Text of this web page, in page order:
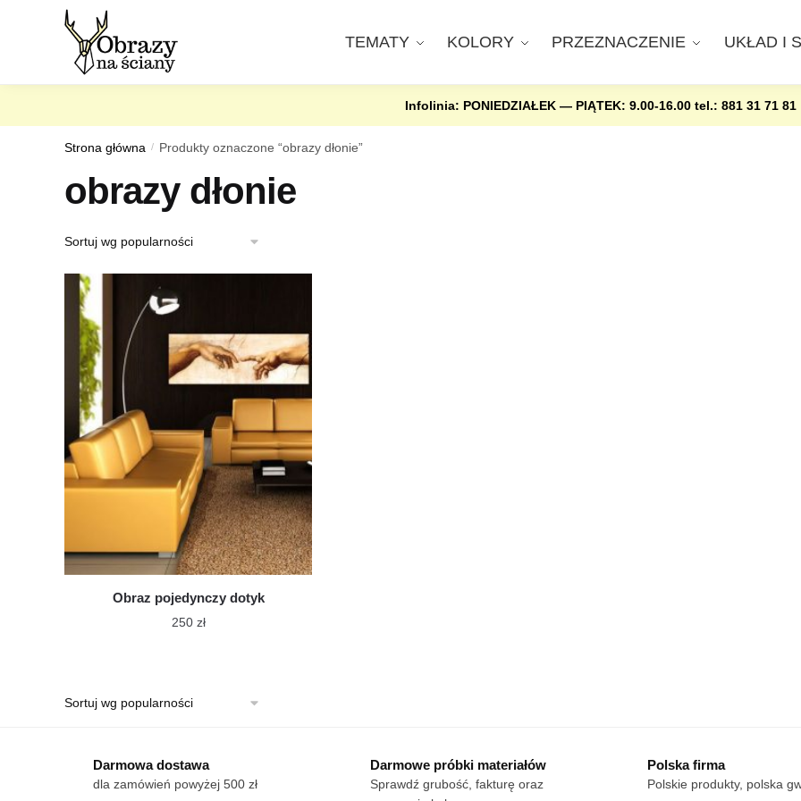
TEMATY KOLORY PRZEZNACZENIE UKŁAD I
Infolinia: PONIEDZIAŁEK — PIĄTEK: 9.00-16.00 tel.: 881 31 71 81
Strona główna / Produkty oznaczone “obrazy dłonie”
obrazy dłonie
Obraz pojedynczy dotyk
250 zł
ma
Opcje
można
Darmowa dostawa
dla zamówień powyżej 500 zł
Darmowe próbki materiałów
Sprawdź grubość, fakturę oraz
Polska firma
Polskie produkty, polska